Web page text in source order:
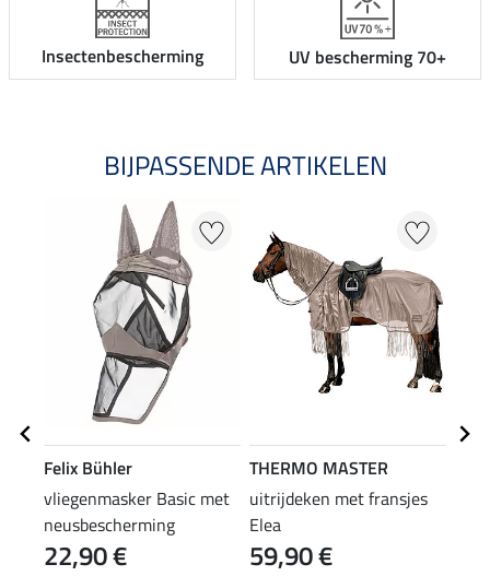
Insectenbescherming UV bescherming 70+
BIJPASSENDE ARTIKELEN
Felix Bühler
vliegenmasker Basic met
neusbescherming
22,90 €
THERMO MASTER
uitrijdeken met fransjes
Elea
59,90 €